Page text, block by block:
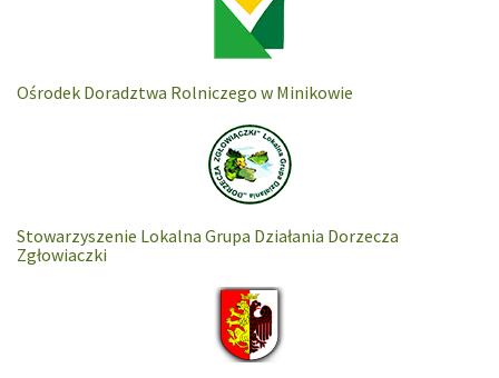
Ośrodek Doradztwa Rolniczego w Minikowie
Stowarzyszenie Lokalna Grupa Działania Dorzecza
Zgłowiaczki